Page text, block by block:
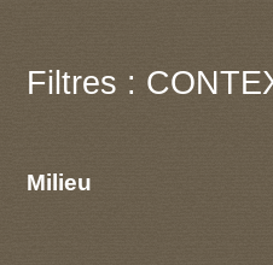
Filtres :
Milieu